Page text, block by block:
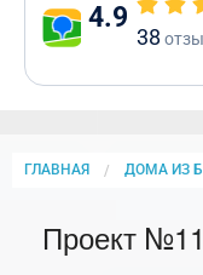
4.9
38
ГЛАВНАЯ ДОМА ИЗ
Проект